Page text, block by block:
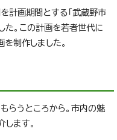
計画期間とする「武蔵野市
た。この計画を若者世代に
制作しました。
らうところから。市内の魅
します。